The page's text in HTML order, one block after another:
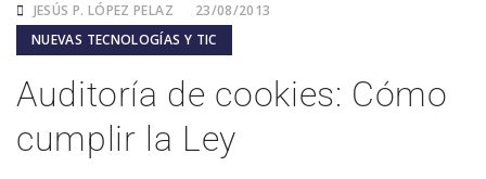
JESÚS P. LÓPEZ PELAZ
23/08/2013
NUEVAS TECNOLOGÍAS Y TIC
Auditoría de cookies: Cómo
cumplir la Ley